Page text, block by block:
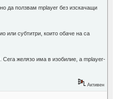
да ползвам mplayer без изскачащи
или субтитри, които обаче на са
Сега желязо има в изобилие, а mplayer-
Активен